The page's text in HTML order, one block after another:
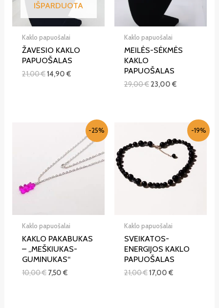
IŠPARDUOTA
Kaklo papuošalai
ŽAVESIO KAKLO
PAPUOŠALAS
21,00€14,90€
Kaklo papuošalai
MEILĖS-SĖKMĖS
KAKLO
PAPUOŠALAS
29,00€ 23,00€
-25%
Kaklo papuošalai
KAKLO PAKABUKAS
– „MEŠKIUKAS-
GUMINUKAS“
10,00€ 7,50€
-19%
Kaklo papuošalai
SVEIKATOS-
ENERGIJOS KAKLO
PAPUOŠALAS
21,00€17,00€